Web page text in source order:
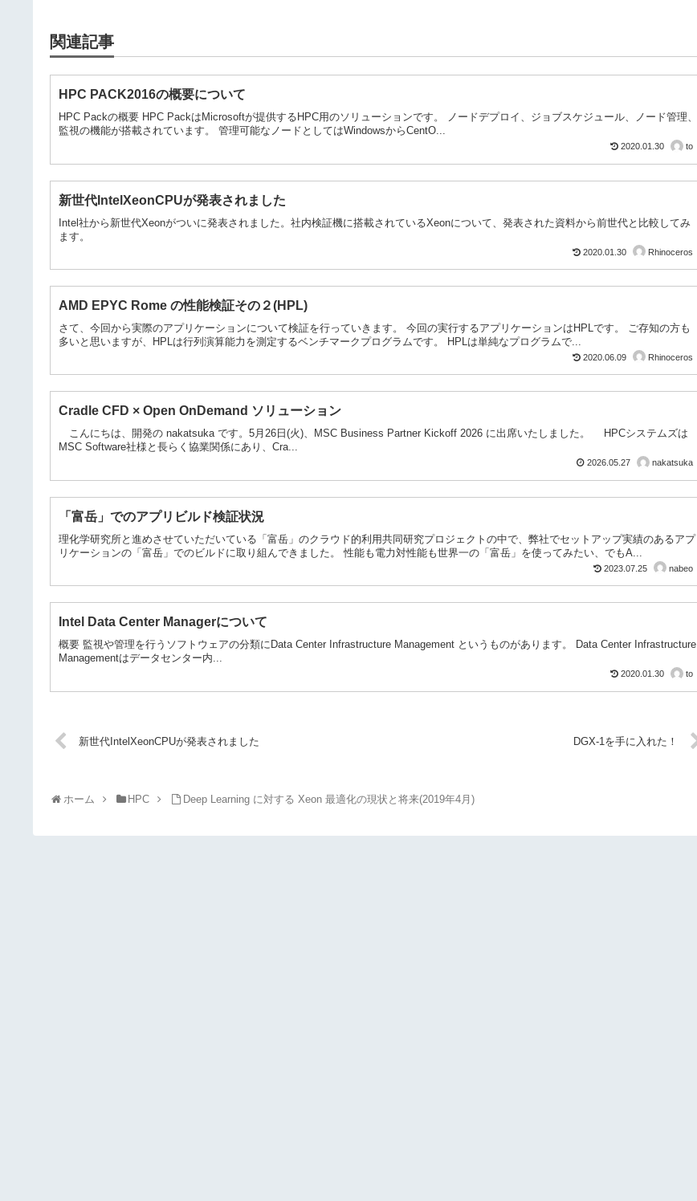
関連記事
HPC PACK2016の概要について
HPC Packの概要 HPC PackはMicrosoftが提供するHPC用のソリューションです。 ノードデプロイ、ジョブスケジュール、ノード管理、
監視の機能が搭載されています。 管理可能なノードとしてはWindowsからCentO...
2020.01.30 to
新世代IntelXeonCPUが発表されました
Intel社から新世代Xeonがついに発表されました。社内検証機に搭載されているXeonについて、発表された資料から前世代と比較してみ
ます。
2020.01.30 Rhinoceros
AMD EPYC Rome の性能検証その２(HPL)
さて、今回から実際のアプリケーションについて検証を行っていきます。 今回の実行するアプリケーションはHPLです。 ご存知の方も
多いと思いますが、HPLは行列演算能力を測定するベンチマークプログラムです。 HPLは単純なプログラムで...
2020.06.09 Rhinoceros
Cradle CFD × Open OnDemand ソリューション
こんにちは、開発の nakatsuka です。5月26日(火)、MSC Business Partner Kickoff 2026 に出席いたしました。 HPCシステムズは
MSC Software社様と長らく協業関係にあり、Cra...
2026.05.27 nakatsuka
「富岳」でのアプリビルド検証状況
理化学研究所と進めさせていただいている「富岳」のクラウド的利用共同研究プロジェクトの中で、弊社でセットアップ実績のあるアプ
リケーションの「富岳」でのビルドに取り組んできました。 性能も電力対性能も世界一の「富岳」を使ってみたい、でもA...
2023.07.25 nabeo
Intel Data Center Managerについて
概要 監視や管理を行うソフトウェアの分類にData Center Infrastructure Management というものがあります。 Data Center Infrastructure
Managementはデータセンター内...
2020.01.30 to
新世代IntelXeonCPUが発表されました DGX-1を手に入れた！
ホーム HPC Deep Learning に対する Xeon 最適化の現状と将来(2019年4月)